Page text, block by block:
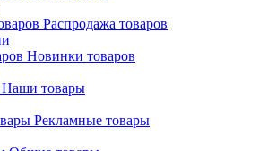
Распродажа товаров
Новинки товаров
Наши товары
Рекламные товары